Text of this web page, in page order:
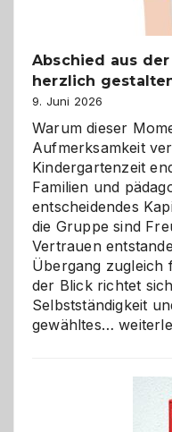
Abschied aus
herzlich
9. Juni 2026
Warum dieser
Aufmerksamkeit
Kindergartenzeit
Familien und
entscheidendes
die Gruppe sind
Vertrauen
Übergang zugleich
der Blick richtet
Selbstständigkeit
gewähltes…